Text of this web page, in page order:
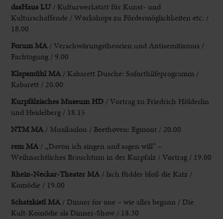
dasHaus LU / Kulturwerkstatt für Kunst- und
Kulturschaffende / Workshops zu Fördermöglichkeiten etc. /
18.00
Forum MA / Verschwörungstheorien und Antisemitismus /
Fachtagung / 9.00
Klapsmühl MA / Kabarett Dusche: Soforthilfeprogramm /
Kabarett / 20.00
Kurpfälzisches Museum HD / Vortrag zu Friedrich Hölderlin
und Heidelberg / 18.15
NTM MA / Musiksalon / Beethoven: Egmont / 20.00
rem MA / „Davon ich singen und sagen will“ –
Weihnachtliches Brauchtum in der Kurpfalz / Vortrag / 19.00
Rhein-Neckar-Theater MA / Isch füdder bloß die Katz /
Komödie / 19.00
Schatzkistl MA / Dinner for one – wie alles begann / Die
Kult-Komödie als Dinner-Show / 18.30